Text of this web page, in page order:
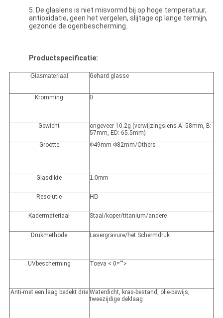
5. De glaslens is niet misvormd bij op hoge temperatuur,
antioxidatie, geen het vergelen, slijtage op lange termijn,
gezonde de ogenbescherming.
Productspecificatie:
Glasmateriaal Gehard glasse
Kromming 0
Gewicht
ongeveer 10.2g (verwijzingslens A: 58mm, B:
57mm, ED: 65.5mm)
Grootte
Φ49mm-Φ82mm/Others
Glasdikte 1.0mm
Resolutie HD
Kadermateriaal Staal/koper/titanium/andere
Drukmethode Lasergravure/het Schermdruk
UVbescherming Toeva < 0="">
Anti-met een laag bedekt drie Waterdicht, kras-bestand, olie-bewijs,
tweezijdige deklaag